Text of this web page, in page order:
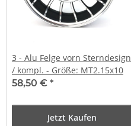
3 - Alu Felge vorn Sterndesign
/ kompl. - Größe: MT2.15x10
58,50 € *
Jetzt Kaufen